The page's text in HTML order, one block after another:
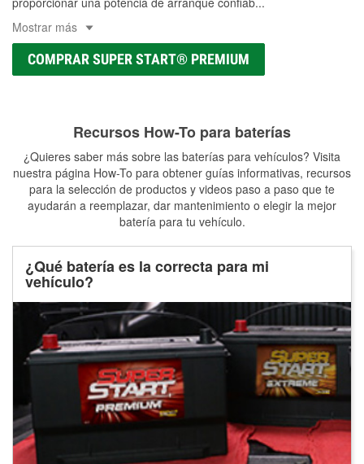
Mostrar más
COMPRAR SUPER START® PREMIUM
Recursos How-To para baterías
¿Quieres saber más sobre las baterías para vehículos? Visita
nuestra página How-To para obtener guías informativas, recursos
para la selección de productos y videos paso a paso que te
ayudarán a reemplazar, dar mantenimiento o elegir la mejor
batería para tu vehículo.
¿Qué batería es la correcta para mi
vehículo?